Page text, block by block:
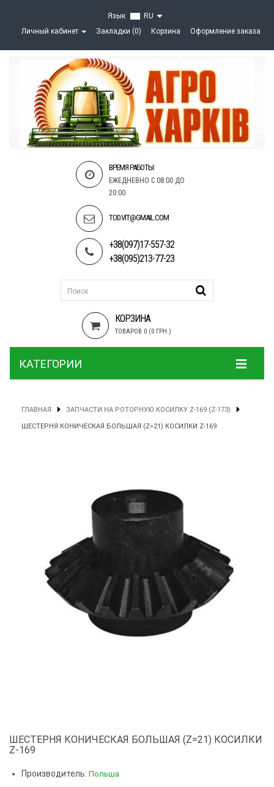
Язык
RU
Личный кабинет
Закладки (0) Корзина Оформление заказа
ВРЕМЯ РАБОТЫ:
ЕЖЕДНЕВНО С 08:00 ДО
20:00
TOD.VIT@GMAIL.COM
+38(097)17-557-32
+38(095)213-77-23
КОРЗИНА
ТОВАРОВ 0 (0 ГРН.)
КАТЕГОРИИ
ГЛАВНАЯ ЗАПЧАСТИ НА РОТОРНУЮ КОСИЛКУ Z-169 (Z-173)
ШЕСТЕРНЯ КОНИЧЕСКАЯ БОЛЬШАЯ (Z=21) КОСИЛКИ Z-169
ШЕСТЕРНЯ КОНИЧЕСКАЯ БОЛЬШАЯ (Z=21) КОСИЛКИ
Z-169
Производитель: Польша